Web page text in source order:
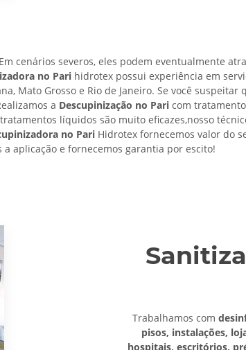
cenários severos, eles podem eventualmente
no Parihidrotex possui experiência em
Mato Grosso e Rio de Janeiro. Se você
a Descupinização no Pari com
líquidos são muito eficazes,nosso
no PariHidrotex fornecemos valor do
aplicação e fornecemos garantia por escito!
Trabalhamos com
pisos, instalações,
hospitais, escritórios,